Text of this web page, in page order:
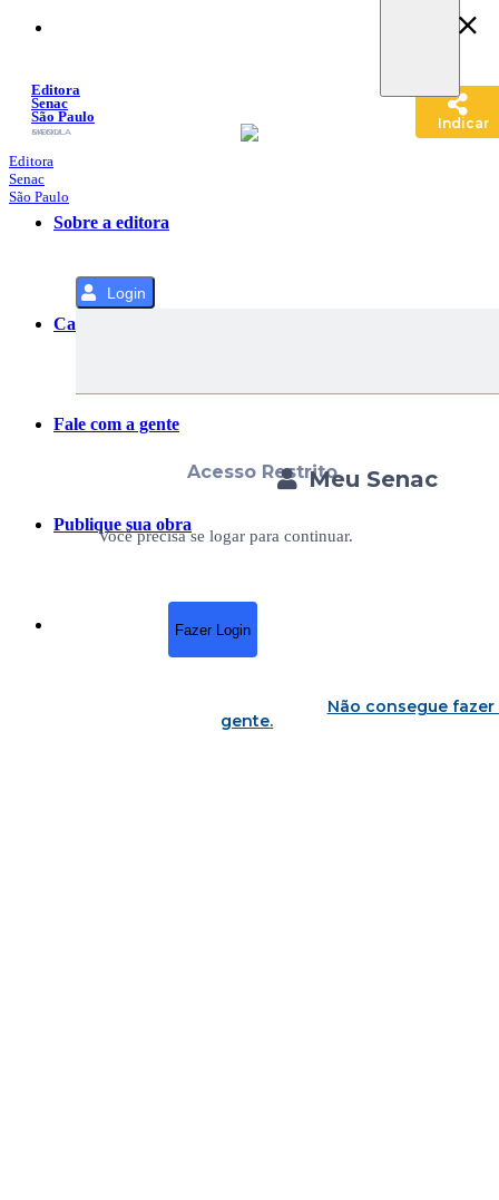
Conteúdo
Editora
Senac
São Paulo
SACOLA
MENU
Editora
Senac
São Paulo
Sobre a editora
Categorias
Fale com a gente
Publique sua obra
Login
Meu Senac
Acesso Restrito
Você precisa se logar para continuar.
Fazer Login
Não consegue
gente.
Indicar